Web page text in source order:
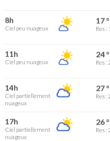
8h
Ciel peu nuageux
17 °
Res :
11h
Ciel peu nuageux
24 °
Res :
14h
Ciel partiellement
nuageux
27 °
Res :
17h
Ciel partiellement
nuageux
26 °
Res :